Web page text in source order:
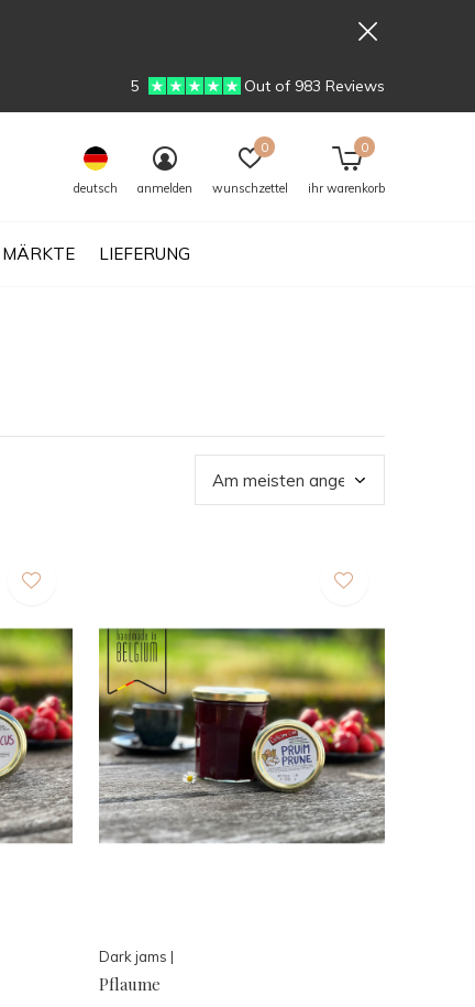
MÄRKTE LIEFERUNG
deutsch anmelden wunschzettel
0
ihr warenkorb
0
5 Out of 983 Reviews
Dark jams |
Pflaume